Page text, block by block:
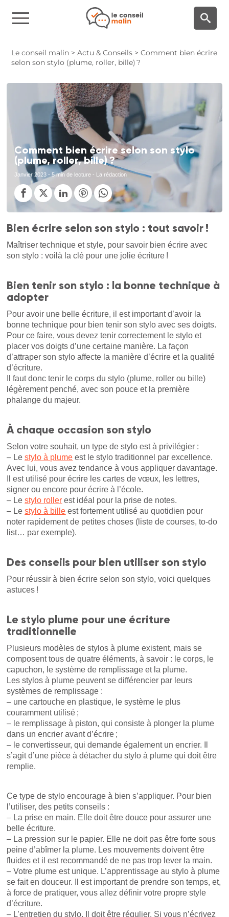
Le conseil malin >Actu & Conseils >Comment bien écrire
selon son stylo (plume, roller, bille) ?
Comment bien écrire selon son stylo
(plume, roller, bille) ?
Janvier 2023 - 5 min de lecture - La rédaction
Bien écrire selon son stylo : tout savoir !
Maîtriser technique et style, pour savoir bien écrire avec
son stylo : voilà la clé pour une jolie écriture !
Bien tenir son stylo : la bonne technique à
adopter
Pour avoir une belle écriture, il est important d’avoir la
bonne technique pour bien tenir son stylo avec ses doigts.
Pour ce faire, vous devez tenir correctement le stylo et
placer vos doigts d’une certaine manière. La façon
d’attraper son stylo affecte la manière d’écrire et la qualité
d’écriture.
Il faut donc tenir le corps du stylo (plume, roller ou bille)
légèrement penché, avec son pouce et la première
phalange du majeur.
À chaque occasion son stylo
Selon votre souhait, un type de stylo est à privilégier :
– Lestylo à plume est le stylo traditionnel par excellence.
Avec lui, vous avez tendance à vous appliquer davantage.
Il est utilisé pour écrire les cartes de vœux, les lettres,
signer ou encore pour écrire à l’école.
– Lestylo roller est idéal pour la prise de notes.
– Lestylo à bille est fortement utilisé au quotidien pour
noter rapidement de petites choses (liste de courses, to-do
list… par exemple).
Des conseils pour bien utiliser son stylo
Pour réussir à bien écrire selon son stylo, voici quelques
astuces !
Le stylo plume pour une écriture
traditionnelle
Plusieurs modèles de stylos à plume existent, mais se
composent tous de quatre éléments, à savoir : le corps, le
capuchon, le système de remplissage et la plume.
Les stylos à plume peuvent se différencier par leurs
systèmes de remplissage :
– une cartouche en plastique, le système le plus
couramment utilisé ;
– le remplissage à piston, qui consiste à plonger la plume
dans un encrier avant d’écrire ;
– le convertisseur, qui demande également un encrier. Il
s’agit d’une pièce à détacher du stylo à plume qui doit être
remplie.
Ce type de stylo encourage à bien s’appliquer. Pour bien
l’utiliser, des petits conseils :
– La prise en main. Elle doit être douce pour assurer une
belle écriture.
– La pression sur le papier. Elle ne doit pas être forte sous
peine d’abîmer la plume. Les mouvements doivent être
fluides et il est recommandé de ne pas trop lever la main.
– Votre plume est unique. L’apprentissage au stylo à plume
se fait en douceur. Il est important de prendre son temps, et,
à force de pratiquer, vous allez définir votre propre style
d’écriture.
– L’entretien du stylo. Il doit être régulier. Si vous n’écrivez